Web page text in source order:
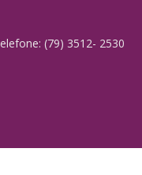
(79) 3512- 2530